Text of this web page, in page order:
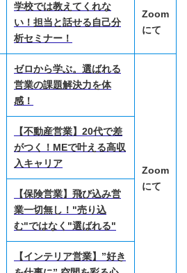
学校では教えてくれな
い！担当と話せる自己分
析セミナー！
Zoom
にて
ゼロから学ぶ。選ばれる
営業の課題解決力を体
感！
Zoom
にて
【不動産営業】20代で差
がつく！MEで叶える高収
入キャリア
【保険営業】飛び込み営
業一切無し！"売り込
む"ではなく"選ばれる"
【インテリア営業】”好き